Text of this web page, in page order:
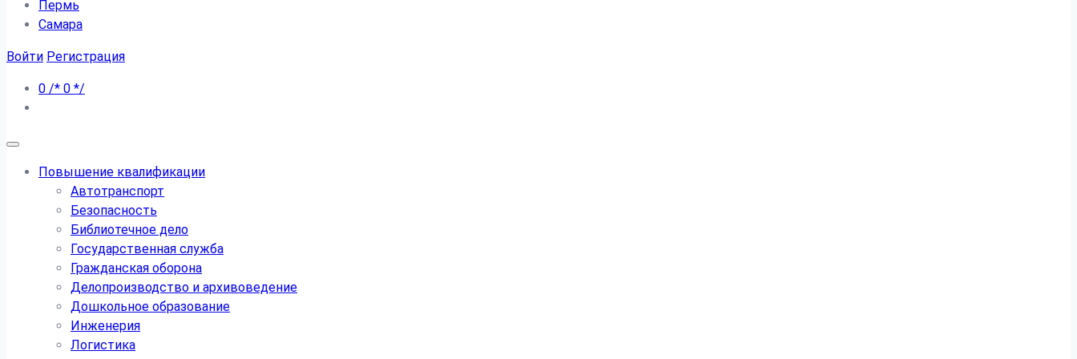
Пермь
Самара
Войти Регистрация
0 /* 0 */
Повышение квалификации
Автотранспорт
Безопасность
Библиотечное дело
Государственная служба
Гражданская оборона
Делопроизводство и архивоведение
Дошкольное образование
Инженерия
Логистика